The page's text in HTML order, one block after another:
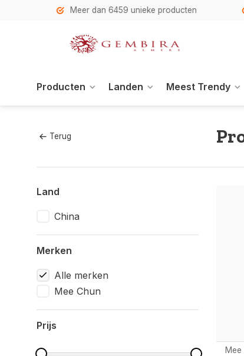
Meer dan 6459 unieke producten
Producten Landen Meest Trendy
Terug
Land
China
Merken
Alle merken
Mee Chun
Prijs
Mee